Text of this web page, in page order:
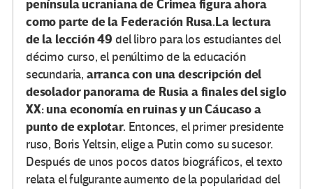
península ucraniana de Crimea figura ahora
como parte de la Federación Rusa.La lectura
de la lección 49 del libro para los estudiantes del
décimo curso, el penúltimo de la educación
secundaria, arranca con una descripción del
desolador panorama de Rusia a finales del siglo
XX: una economía en ruinas y un Cáucaso a
punto de explotar. Entonces, el primer presidente
ruso, Boris Yeltsin, elige a Putin como su sucesor.
Después de unos pocos datos biográficos, el texto
relata el fulgurante aumento de la popularidad del